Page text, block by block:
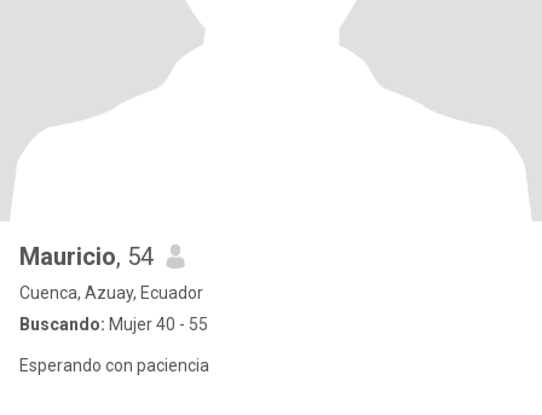
Mauricio, 54
Cuenca, Azuay, Ecuador
Buscando: Mujer 40 - 55
Esperando con paciencia